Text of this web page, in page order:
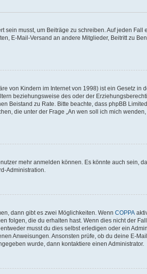
musst, um Beiträge zu schreiben. Auf jeden Fall
E-Mail-Versand an andere Mitglieder, Beitritt zu
von Kindern im Internet von 1998) ist ein Gesetz in
beziehungsweise des oder der
Beistand zu Rate. Bitte beachte, dass phpBB
die unter der Frage „An wen soll ich mich
mehr anmelden können. Es könnte auch sein,
Administration.
dann gibt es zwei Möglichkeiten. Wenn COPPA
folgen, die du erhalten hast. Wenn dies nicht der
musst du dies selbst erledigen oder ein
Anweisungen. Ansonsten prüfe, ob du deine E-
wurde, dann kontaktiere einen Administrator.